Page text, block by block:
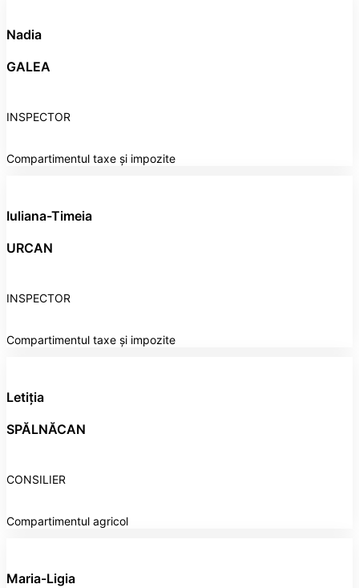
Nadia
GALEA
INSPECTOR
Compartimentul taxe și impozite
Iuliana-Timeia
URCAN
INSPECTOR
Compartimentul taxe și impozite
Letiția
SPĂLNĂCAN
CONSILIER
Compartimentul agricol
Maria-Ligia